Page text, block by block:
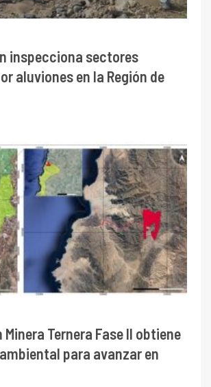
inspecciona sectores
aluviones en la Región de
Ternera Fase II obtiene
para avanzar en